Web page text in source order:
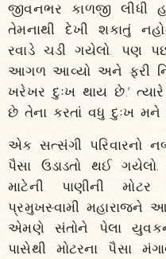
જીવનભર કાળજી લીધી
તેમનાથી દેખી શકાતું
રવાડે ચડી ગયેલો. પણ
આગળ આવ્યો અને ફરી
ખરેખર દુઃખ થાય છે.‘
છે તેના કરતાં વધુ દુઃખ મને
એક સત્સંગી પરિવારનો
પૈસા ઉડાડતો થઈ
માટેની પાણીની
પ્રમુખસ્વામી
એમણે સંતોને પેલા
પાસેથી મોટરના પૈસા